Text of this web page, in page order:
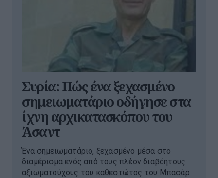
Συρία: Πώς ένα ξεχασμένο
σημειωματάριο οδήγησε στα
ίχνη αρχικατασκόπου του
Άσαντ
Ένα σημειωματάριο, ξεχασμένο μέσα στο
διαμέρισμα ενός από τους πλέον διαβόητους
αξιωματούχους του καθεστώτος του Μπασάρ